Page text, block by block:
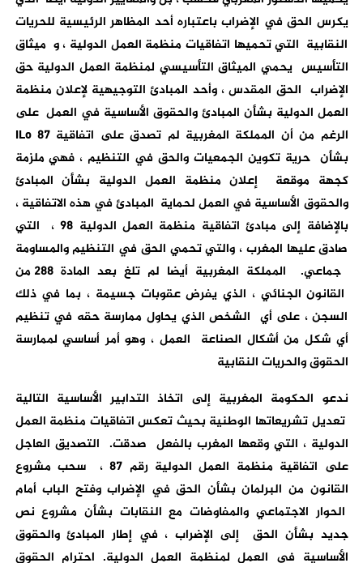
يكرس الحق في الإضراب باعتباره أحد المظاهر الرئيسية للحريات
النقابية التي تحميها اتفاقيات منظمة العمل الدولية ، و ميثاق
التأسيس يحمي الميثاق التأسيسي لمنظمة العمل الدولية حق
الإضراب الحق المقدس ، وأحد المبادئ التوجيهية لإعلان منظمة
العمل الدولية بشأن المبادئ والحقوق الأساسية في العمل على
الرغم من أن المملكة المغربية لم تصدق على اتفاقيةILo 87
بشأن حرية تكوين الجمعيات والحق في التنظيم ، فهي ملزمة
كجهة موقعة إعلان منظمة العمل الدولية بشأن المبادئ
والحقوق الأساسية في العمل لحماية المبادئ في هذه الاتفاقية ،
بالإضافة إلى مبادئ اتفاقية منظمة العمل الدولية 98 ، التي
صادق عليها المغرب ، والتي تحمي الحق في التنظيم والمساومة
جماعي. المملكة المغربية أيضا لم تلغ بعد المادة 288 من
القانون الجنائي ، الذي يفرض عقوبات جسيمة ، بما في ذلك
السجن ، على أي الشخص الذي يحاول ممارسة حقه في تنظيم
أي شكل من أشكال الصناعة العمل ، وهو أمر أساسي لممارسة
الحقوق والحريات النقابية
ندعو الحكومة المغربية إلى اتخاذ التدابير الأساسية التالية
تعديل تشريعاتها الوطنية بحيث تعكس اتفاقيات منظمة العمل
الدولية ، التي وقعها المغرب بالفعل صدقت. التصديق العاجل
على اتفاقية منظمة العمل الدولية رقم 87 ، سحب مشروع
القانون من البرلمان بشأن الحق في الإضراب وفتح الباب أمام
الحوار الاجتماعي والمفاوضات مع النقابات بشأن مشروع نص
جديد بشأن الحق إلى الإضراب ، في إطار المبادئ والحقوق
الأساسية في العمل لمنظمة العمل الدولية. احترام الحقوق